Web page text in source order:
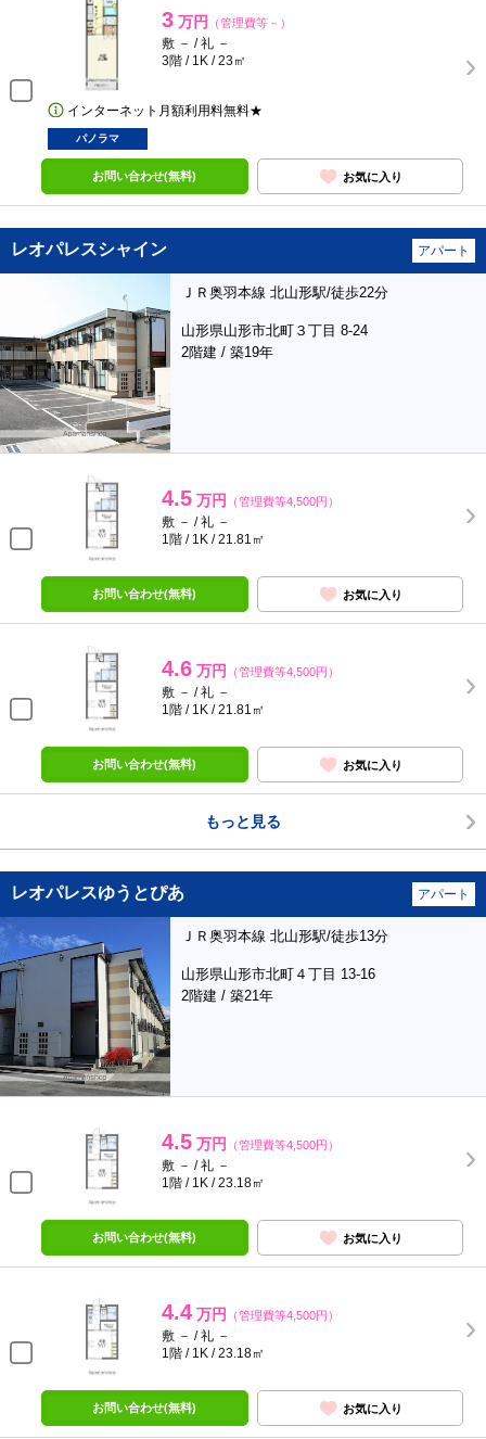
3 万円 （管理費等－）
敷 － / 礼 －
3階 / 1K / 23㎡
インターネット月額利用料無料★
パノラマ
お問い合わせ(無料) お気に入り
レオパレスシャイン アパート
ＪＲ奥羽本線 北山形駅/徒歩22分
山形県山形市北町３丁目 8-24
2階建 / 築19年
4.5 万円 （管理費等4,500円）
敷 － / 礼 －
1階 / 1K / 21.81㎡
お問い合わせ(無料) お気に入り
4.6 万円 （管理費等4,500円）
敷 － / 礼 －
1階 / 1K / 21.81㎡
お問い合わせ(無料) お気に入り
もっと見る
レオパレスゆうとぴあ アパート
ＪＲ奥羽本線 北山形駅/徒歩13分
山形県山形市北町４丁目 13-16
2階建 / 築21年
4.5 万円 （管理費等4,500円）
敷 － / 礼 －
1階 / 1K / 23.18㎡
お問い合わせ(無料) お気に入り
4.4 万円 （管理費等4,500円）
敷 － / 礼 －
1階 / 1K / 23.18㎡
お問い合わせ(無料) お気に入り